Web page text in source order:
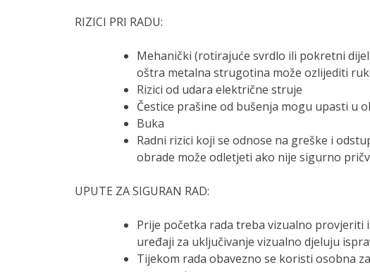
RIZICI PRI RADU:
Mehanički (rotirajuće svrdlo ili pokretni
oštra metalna strugotina može ozlijediti
Rizici od udara električne struje
Čestice prašine od bušenja mogu upasti u
Buka
Radni rizici koji se odnose na greške i
obrade može odletjeti ako nije sigurno
UPUTE ZA SIGURAN RAD:
Prije početka rada treba vizualno
uređaji za uključivanje vizualno djeluju
Tijekom rada obavezno se koristi osobna